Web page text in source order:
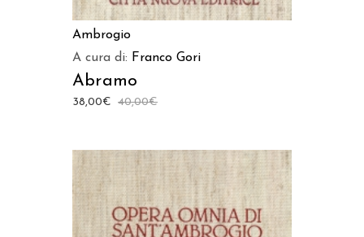
Ambrogio
A cura di: Franco Gori
Abramo
40,00€
38,00€